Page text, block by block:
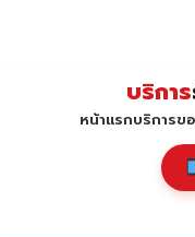
บริการ
หน้าแรกบริการข